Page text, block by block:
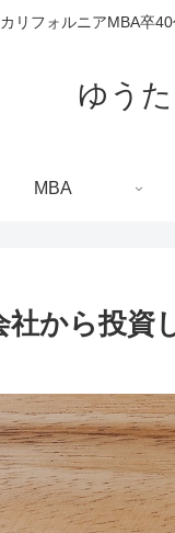
カリフォルニアMBA卒
ゆう
MBA
から投資